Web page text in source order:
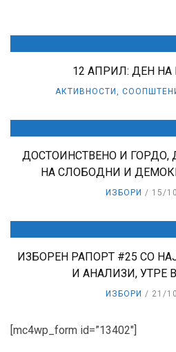
12 АПРИЛ: ДЕН НА
АКТИВНОСТИ ,
ДОСТОИНСТВЕНО И ГОРДО,
НА СЛОБОДНИ И
ИЗБОРИ 15/
ИЗБОРЕН РАПОРТ #25 СО
И АНАЛИЗИ, УТРЕ
ИЗБОРИ 21/
[mc4wp_form id=”13402″]